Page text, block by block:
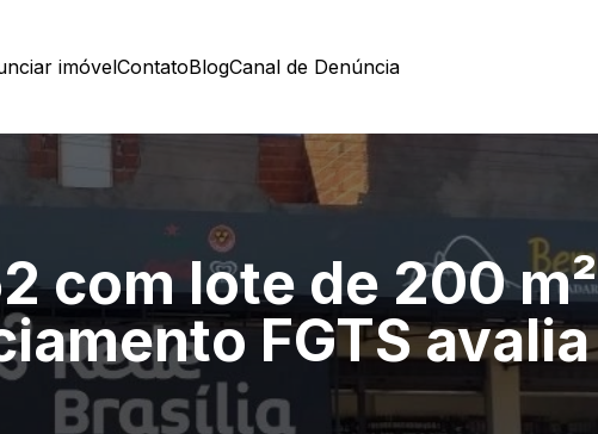
imóvelContatoBlogCanal de Denúncia
com lote de 200 m²
FGTS avalia